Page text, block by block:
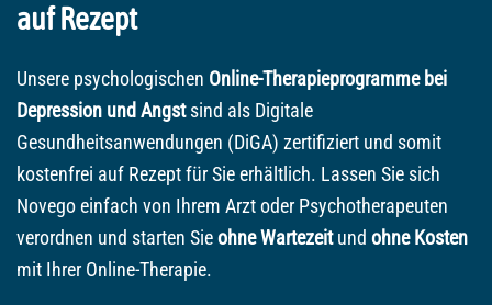
auf Rezept
Unsere psychologischen Online-Therapieprogramme bei
Depression und Angstsind als Digitale
Gesundheitsanwendungen (DiGA) zertifiziert und somit
kostenfrei auf Rezept für Sie erhältlich. Lassen Sie sich
Novego einfach von Ihrem Arzt oder Psychotherapeuten
verordnen und starten Sieohne Wartezeitund ohne Kosten
mit Ihrer Online-Therapie.